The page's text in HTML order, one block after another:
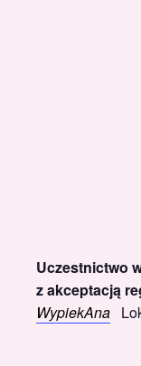
Uczestnictwo
z akceptacją
WypiekAna